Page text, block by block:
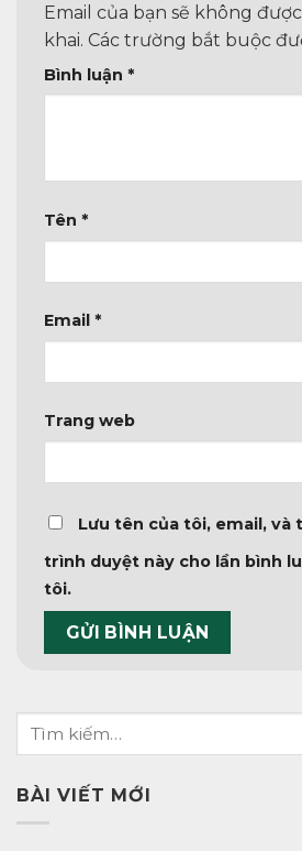
Email của bạn sẽ không
khai. Các trường bắt buộc
Bình luận *
Tên *
Email *
Trang web
Lưu tên của tôi, email, và
trình duyệt này cho lần bình
tôi.
BÀI VIẾT MỚI